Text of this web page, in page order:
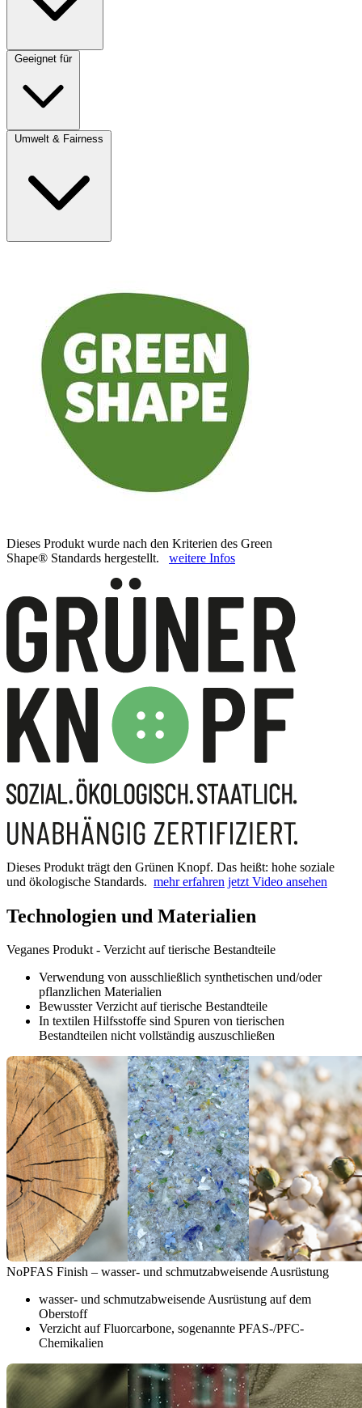
Geeignet für
Umwelt & Fairness
Dieses Produkt wurde nach den Kriterien des Green
Shape® Standards hergestellt. weitere Infos
Dieses Produkt trägt den Grünen Knopf. Das heißt: hohe soziale
und ökologische Standards. mehr erfahren jetzt Video ansehen
Technologien und Materialien
Veganes Produkt - Verzicht auf tierische Bestandteile
Verwendung von ausschließlich synthetischen und/oder
pflanzlichen Materialien
Bewusster Verzicht auf tierische Bestandteile
In textilen Hilfsstoffe sind Spuren von tierischen
Bestandteilen nicht vollständig auszuschließen
NoPFAS Finish – wasser- und schmutzabweisende Ausrüstung
wasser- und schmutzabweisende Ausrüstung auf dem
Oberstoff
Verzicht auf Fluorcarbone, sogenannte PFAS-/PFC-
Chemikalien